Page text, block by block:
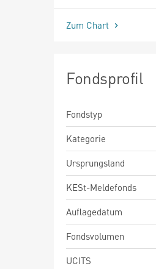
seit Beginn
Zum Chart
Fondsprofil
Fondstyp
Kategorie
Ursprungsland
KESt-Meldefonds
Auflagedatum
Fondsvolumen
UCITS